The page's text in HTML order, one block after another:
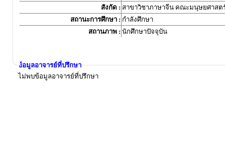
สังกัด : สาขาวิชาภาษาจีน คณะมนุษยศาสต
สถานะการศึกษา : กำลังศึกษา
สถานภาพ : นักศึกษาปัจจุบัน
ข้อมูลอาจารย์ที่ปรึกษา
ไม่พบข้อมูลอาจารย์ที่ปรึกษา